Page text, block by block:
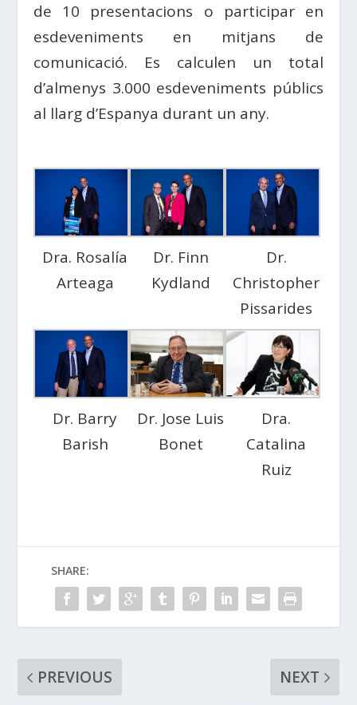
de 10 presentacions o participar en
esdeveniments en mitjans de
comunicació. Es calculen un total
d’almenys 3.000 esdeveniments públics
al llarg d’Espanya durant un any.
Dra. Rosalía
Arteaga
Dr. Finn
Kydland
Dr.
Christopher
Pissarides
Dr. Barry
Barish
Dr. Jose Luis
Bonet
Dra.
Catalina
Ruiz
SHARE:
PREVIOUS
NEXT